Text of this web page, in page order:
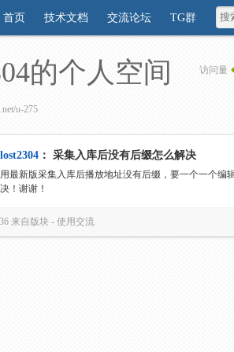
首页 技术文档 交流论坛 TG群
的个人空间 访问量
u-275
lost2304 ： 采集入库后没有后缀怎么解决
用最新版采集入库后播放地址没有后缀，要一个一个编
决！谢谢！
来自版块 - 使用交流